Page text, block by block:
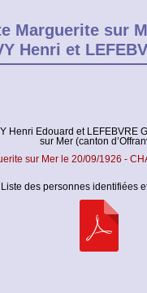
Marguerite sur
Henri et
Henri Edouard et LEFEBVRE
sur Mer (canton
Liste des personnes identifiées